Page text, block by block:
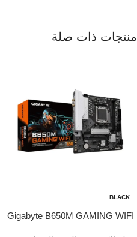
منتجات ذات صلة
BLACK
Gigabyte B650M GAMING WIFI